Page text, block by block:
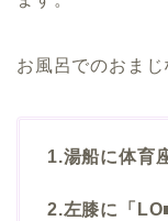
お風呂でのおまじ
1.湯船に体育
2.左膝に「